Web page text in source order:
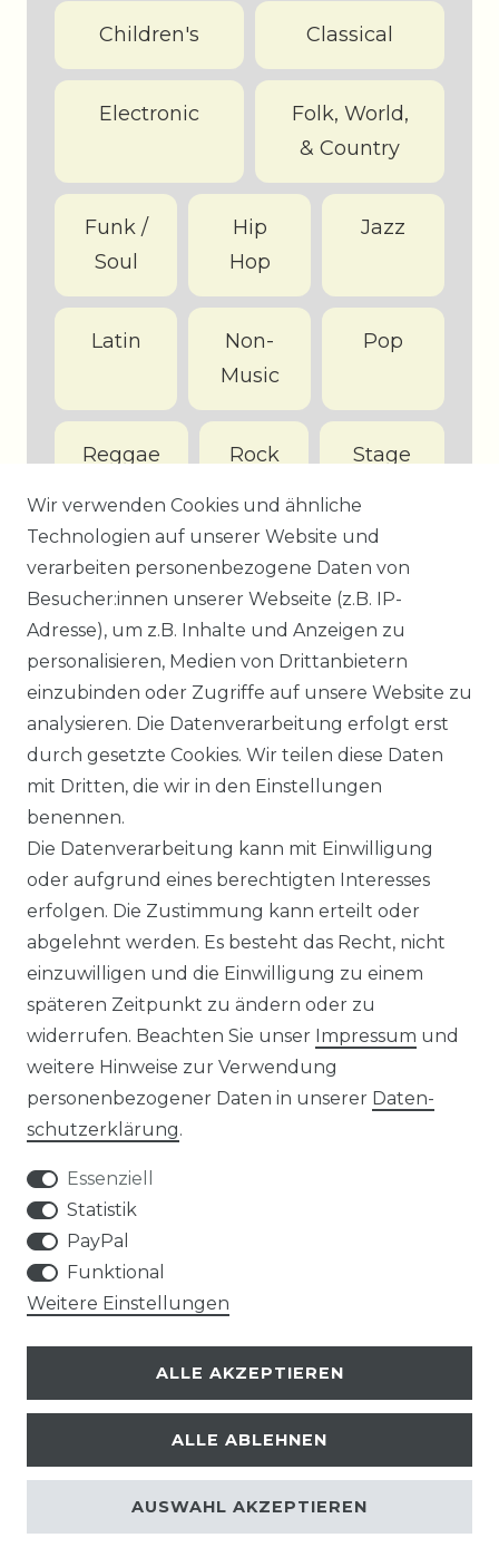
Children's Classical
Electronic
Folk, World,
& Country
Funk /
Soul
Hip
Hop
Jazz
Latin
Non-
Music
Pop
Reggae Rock
Stage
Screen
Datenstand: 9.8.2026
Impressum Daten­schutz­erklärung
AGB Widerrufs­recht
Kontakt
SERVICE
VERSANDKOSTEN
AN- UND VERKAUF VON TONTRÄGERN
REFURBISHED VINYL
Wir verwenden Cookies und ähnliche
Technologien auf unserer Website und
verarbeiten personenbezogene Daten von
Besucher:innen unserer Webseite (z.B. IP-
Adresse), um z.B. Inhalte und Anzeigen zu
personalisieren, Medien von Drittanbietern
einzubinden oder Zugriffe auf unsere Website zu
analysieren. Die Datenverarbeitung erfolgt erst
durch gesetzte Cookies. Wir teilen diese Daten
mit Dritten, die wir in den Einstellungen
benennen.
Die Datenverarbeitung kann mit Einwilligung
oder aufgrund eines berechtigten Interesses
erfolgen. Die Zustimmung kann erteilt oder
abgelehnt werden. Es besteht das Recht, nicht
einzuwilligen und die Einwilligung zu einem
späteren Zeitpunkt zu ändern oder zu
widerrufen. Beachten Sie unser Impressum und
weitere Hinweise zur Verwendung
personenbezogener Daten in unserer Daten­
schutz­erklärung.
Essenziell
Statistik
PayPal
Funktional
Weitere Einstellungen
ALLE AKZEPTIEREN
ALLE ABLEHNEN
AUSWAHL AKZEPTIEREN